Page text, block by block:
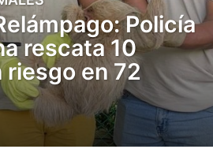
Policía
rescata 10
en 72